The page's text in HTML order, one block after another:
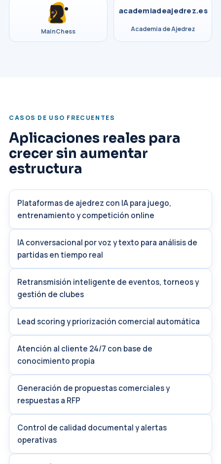
MainChess
academiadeajedrez.es
Academia de Ajedrez
CASOS DE USO FRECUENTES
Aplicaciones reales para
crecer sin aumentar
estructura
Plataformas de ajedrez con IA para juego,
entrenamiento y competición online
IA conversacional por voz y texto para análisis de
partidas en tiempo real
Retransmisión inteligente de eventos, torneos y
gestión de clubes
Lead scoring y priorización comercial automática
Atención al cliente 24/7 con base de
conocimiento propia
Generación de propuestas comerciales y
respuestas a RFP
Control de calidad documental y alertas
operativas